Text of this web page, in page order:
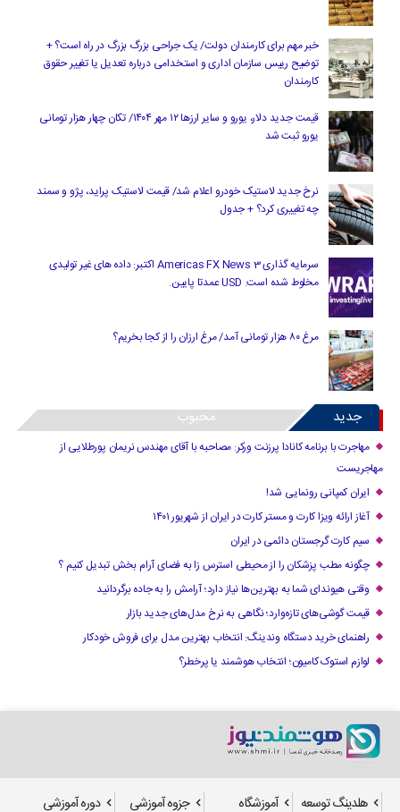
خبر مهم برای کارمندان دولت/ یک جراحی بزرگ بزرگ در راه است؟ +
توضیح رییس سازمان اداری و استخدامی درباره تعدیل یا تغییر حقوق
کارمندان
قیمت جدید دلار، یورو و سایر ارزها ۱۲ مهر ۱۴۰۴/ تکان چهار هزار تومانی
یورو ثبت شد
نرخ جدید لاستیک خودرو اعلام شد/ قیمت لاستیک پراید، پژو و سمند
چه تغییری کرد؟ + جدول
سرمایه گذاری Americas FX News 3 اکتبر: داده های غیر تولیدی
مخلوط شده است. USD عمدتا پایین.
مرغ ۸۰ هزار تومانی آمد/ مرغ ارزان را از کجا بخریم؟
جدید محبوب
مهاجرت با برنامه کانادا پرزنت ورکر: مصاحبه با آقای مهندس نریمان پورطلایی از
مهاجریست
ایران کمپانی رونمایی شد!
آغاز ارائه ویزا کارت و مستر کارت در ایران از شهریور ۱۴۰۱
سیم کارت گرجستان دائمی در ایران
چگونه مطب پزشکان را از محیطی استرس زا به فضای آرام بخش تبدیل کنیم ؟
وقتی هیوندای شما به بهترین‌ها نیاز دارد؛ آرامش را به جاده برگردانید
قیمت گوشی‌های تازه‌وارد؛ نگاهی به نرخ مدل‌های جدید بازار
راهنمای خرید دستگاه وندینگ: انتخاب بهترین مدل برای فروش خودکار
لوازم استوک کامیون؛ انتخاب هوشمند یا پرخطر؟
هلدینگ توسعه آموزشگاه جزوه آموزشی دوره آموزشی